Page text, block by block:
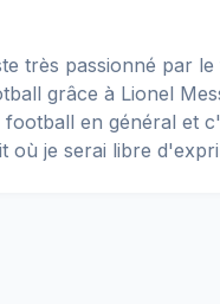
très passionné par
grâce à Lionel
en général et
où je serai libre